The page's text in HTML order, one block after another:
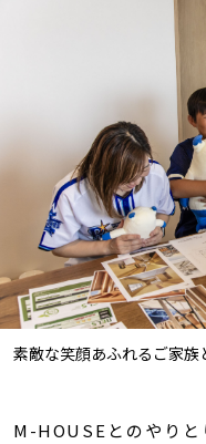
素敵な笑顔あふれるご家
M-HOUSEとのやりと